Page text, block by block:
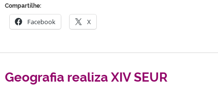
Compartilhe:
Facebook X
Geografia realiza XIV SEUR